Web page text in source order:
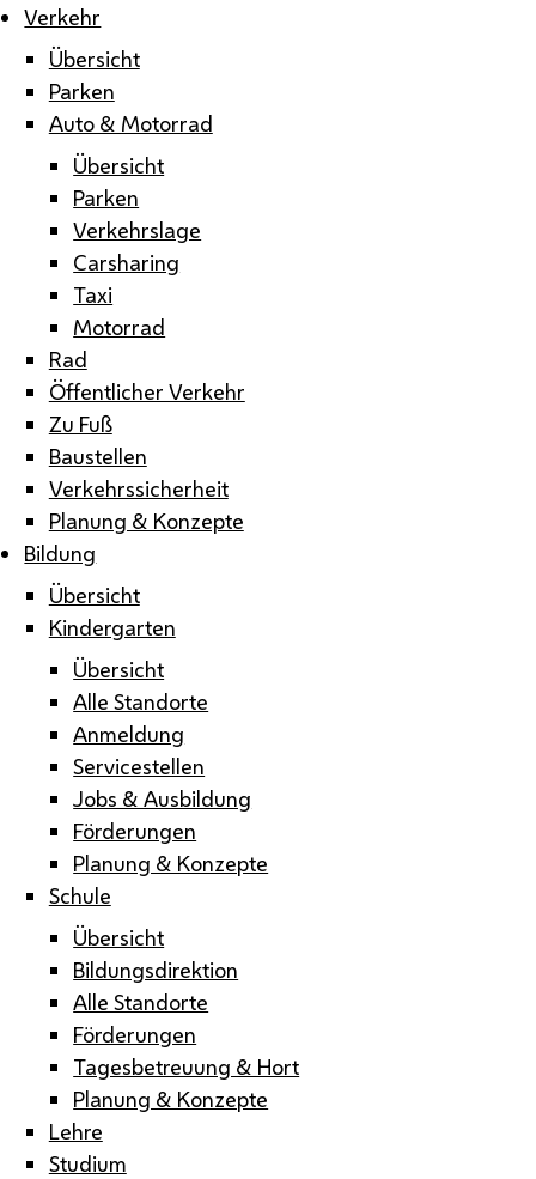
Verkehr
Übersicht
Parken
Auto & Motorrad
Übersicht
Parken
Verkehrslage
Carsharing
Taxi
Motorrad
Rad
Öffentlicher Verkehr
Zu Fuß
Baustellen
Verkehrssicherheit
Planung & Konzepte
Bildung
Übersicht
Kindergarten
Übersicht
Alle Standorte
Anmeldung
Servicestellen
Jobs & Ausbildung
Förderungen
Planung & Konzepte
Schule
Übersicht
Bildungsdirektion
Alle Standorte
Förderungen
Tagesbetreuung & Hort
Planung & Konzepte
Lehre
Studium